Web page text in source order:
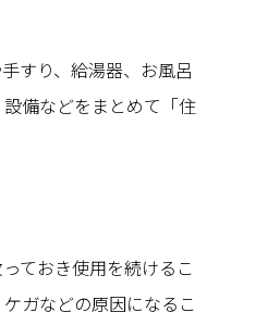
すり、給湯器、お風呂
備などをまとめて「住
ておき使用を続けるこ
ガなどの原因になるこ